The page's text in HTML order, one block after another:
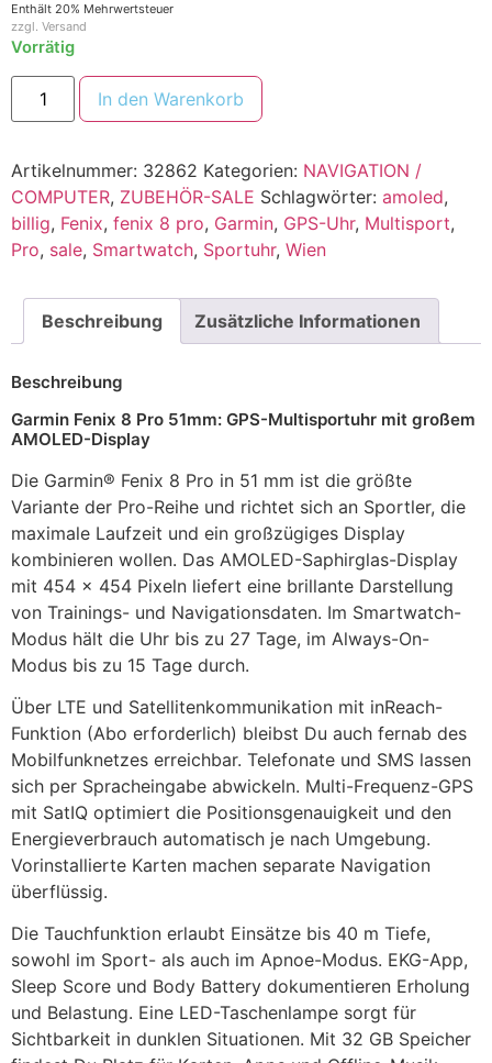
Enthält 20% Mehrwertsteuer
zzgl. Versand
Vorrätig
In den Warenkorb
Artikelnummer: 32862 Kategorien: NAVIGATION /
COMPUTER, ZUBEHÖR-SALE Schlagwörter: amoled,
billig, Fenix, fenix 8 pro, Garmin, GPS-Uhr, Multisport,
Pro, sale, Smartwatch, Sportuhr, Wien
Beschreibung Zusätzliche Informationen
Beschreibung
Garmin Fenix 8 Pro 51mm: GPS-Multisportuhr mit großem
AMOLED-Display
Die Garmin® Fenix 8 Pro in 51 mm ist die größte
Variante der Pro-Reihe und richtet sich an Sportler, die
maximale Laufzeit und ein großzügiges Display
kombinieren wollen. Das AMOLED-Saphirglas-Display
mit 454 x 454 Pixeln liefert eine brillante Darstellung
von Trainings- und Navigationsdaten. Im Smartwatch-
Modus hält die Uhr bis zu 27 Tage, im Always-On-
Modus bis zu 15 Tage durch.
Über LTE und Satellitenkommunikation mit inReach-
Funktion (Abo erforderlich) bleibst Du auch fernab des
Mobilfunknetzes erreichbar. Telefonate und SMS lassen
sich per Spracheingabe abwickeln. Multi-Frequenz-GPS
mit SatIQ optimiert die Positionsgenauigkeit und den
Energieverbrauch automatisch je nach Umgebung.
Vorinstallierte Karten machen separate Navigation
überflüssig.
Die Tauchfunktion erlaubt Einsätze bis 40 m Tiefe,
sowohl im Sport- als auch im Apnoe-Modus. EKG-App,
Sleep Score und Body Battery dokumentieren Erholung
und Belastung. Eine LED-Taschenlampe sorgt für
Sichtbarkeit in dunklen Situationen. Mit 32 GB Speicher